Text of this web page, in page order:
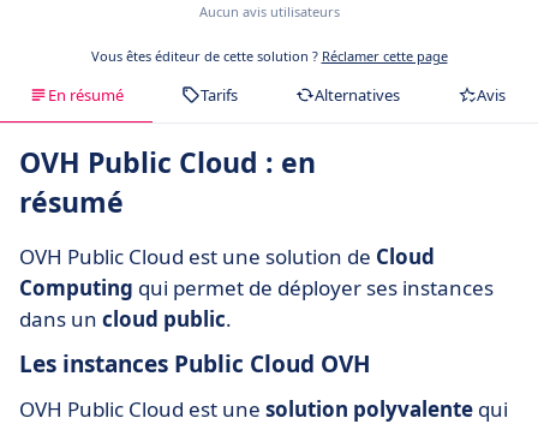
Aucun avis utilisateurs
Vous êtes éditeur de cette solution ? Réclamer cette page
En résumé Tarifs Alternatives Avis
OVH Public Cloud : en
résumé
OVH Public Cloud est une solution de Cloud
Computing qui permet de déployer ses instances
dans un cloud public.
Les instances Public Cloud OVH
OVH Public Cloud est une solution polyvalente qui